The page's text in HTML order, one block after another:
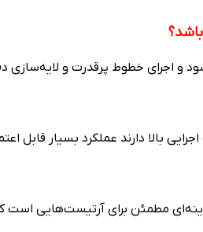
و اجرای خطوط پرقدرت و
بالا دارند عملکرد بسیار قابل
مطمئن برای آرتیست‌هایی